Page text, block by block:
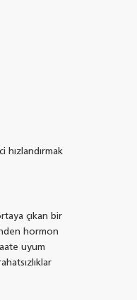
çıkan bir
hormon
uyum